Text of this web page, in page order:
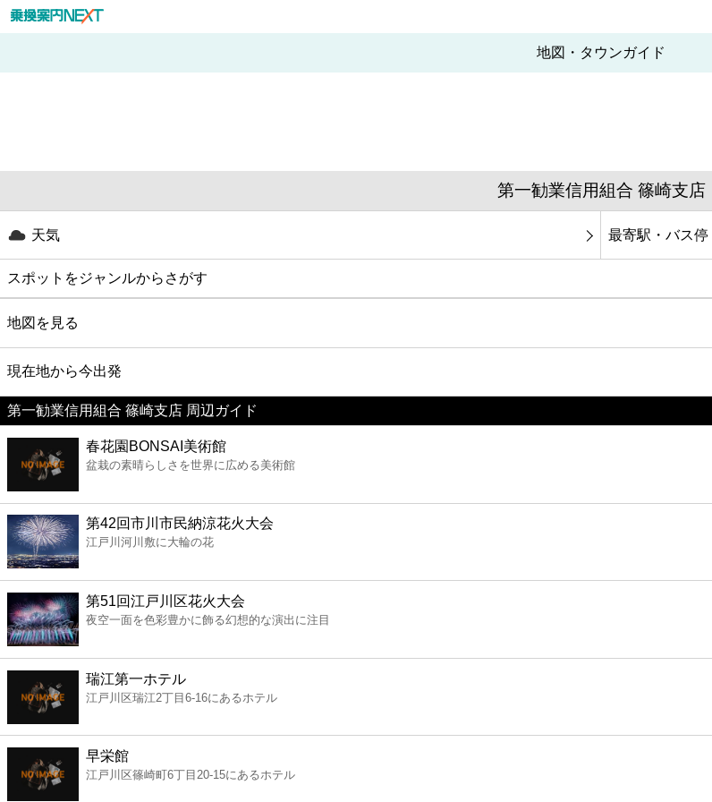
地図・タウンガイド
第一勧業信用組合 篠崎支店
天気 最寄駅・バス停
スポットをジャンルからさがす
グルメ
映画
美容
コンビニ
薬局
スーパー
エンタメ
レジャー
書店
ファミレス
地図を見る
現在地から今出発
第一勧業信用組合 篠崎支店 周辺ガイド
春花園BONSAI美術館
盆栽の素晴らしさを世界に広める美術館
第42回市川市民納涼花火大会
江戸川河川敷に大輪の花
第51回江戸川区花火大会
夜空一面を色彩豊かに飾る幻想的な演出に注目
瑞江第一ホテル
江戸川区瑞江2丁目6-16にあるホテル
早栄館
江戸川区篠崎町6丁目20-15にあるホテル